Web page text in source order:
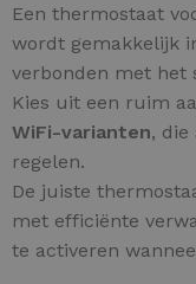
Een thermostaat
wordt gemakkelijk
verbonden met het
Kies uit een ruim
WiFi-varianten,
regelen.
De juiste
met efficiënte
te activeren